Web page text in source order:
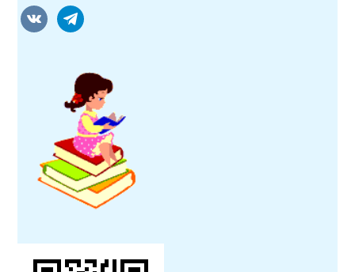
vkontaktetelegram